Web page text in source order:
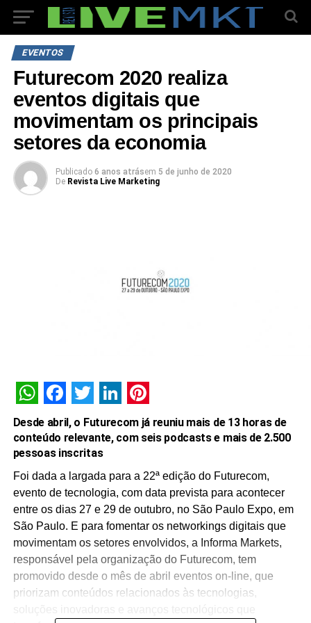
EVENTOS
Futurecom 2020 realiza
eventos digitais que
movimentam os principais
setores da economia
Publicado 6 anos atrásem 5 de junho de 2020
De Revista Live Marketing
WhatsApp
Facebook
Twitter
LinkedIn
Pinterest
Desde abril, o Futurecom já reuniu mais de 13 horas de
conteúdo relevante, com seis podcasts e mais de 2.500
pessoas inscritas
Foi dada a largada para a 22ª edição do Futurecom,
evento de tecnologia, com data prevista para acontecer
entre os dias 27 e 29 de outubro, no São Paulo Expo, em
São Paulo. E para fomentar os networkings digitais que
movimentam os setores envolvidos, a Informa Markets,
responsável pela organização do Futurecom, tem
promovido desde o mês de abril eventos on-line, que
priorizam conteúdos relacionados às tecnologias,